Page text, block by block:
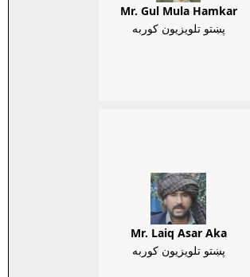
Mr. Gul Mula Hamkar
پښتو تلويزيون کوربه
Mr. Laiq Asar Aka
پښتو تلويزيون کوربه